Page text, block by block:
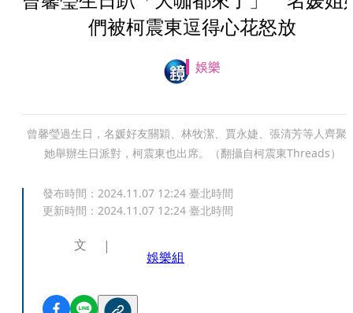
們被柯震東逗得心花怒放
娛樂
曾馨瑩過生日，名媛好友關穎、林牧潔、賈永婕、張清芳等人齊聚
她舉辦生日派對，柯震東也出席。（翻攝自柯震東Threads）
發布時間： 2024.11.07 12:24 臺北時間
更新時間： 2024.11.07 12:24 臺北時間
文
娛樂組